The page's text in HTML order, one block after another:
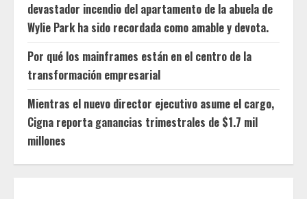
devastador incendio del apartamento de la abuela de
Wylie Park ha sido recordada como amable y devota.
Por qué los mainframes están en el centro de la
transformación empresarial
Mientras el nuevo director ejecutivo asume el cargo,
Cigna reporta ganancias trimestrales de $1.7 mil
millones